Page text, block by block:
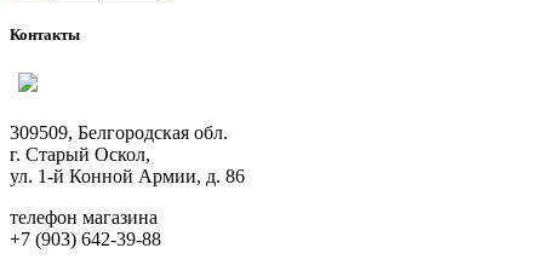
на
товара.
Контакты
309509, Белгородская обл.
г. Старый Оскол,
ул. 1-й Конной Армии, д. 86
телефон магазина
+7 (903) 642-39-88